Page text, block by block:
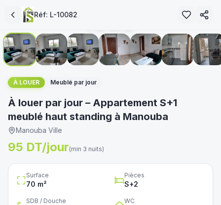
Réf: L-10082 1/20
غير متوفر
immoservice.tn
À LOUER Meublé par jour
À louer par jour – Appartement S+1
meublé haut standing à Manouba
Manouba Ville
95 DT/jour(min 3 nuits)
Surface
70 m²
Pièces
S+2
SDB / Douche WC